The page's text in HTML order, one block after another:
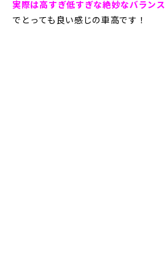
実際は高すぎ低すぎな絶妙なバランス
でとっても良い感じの車高です！